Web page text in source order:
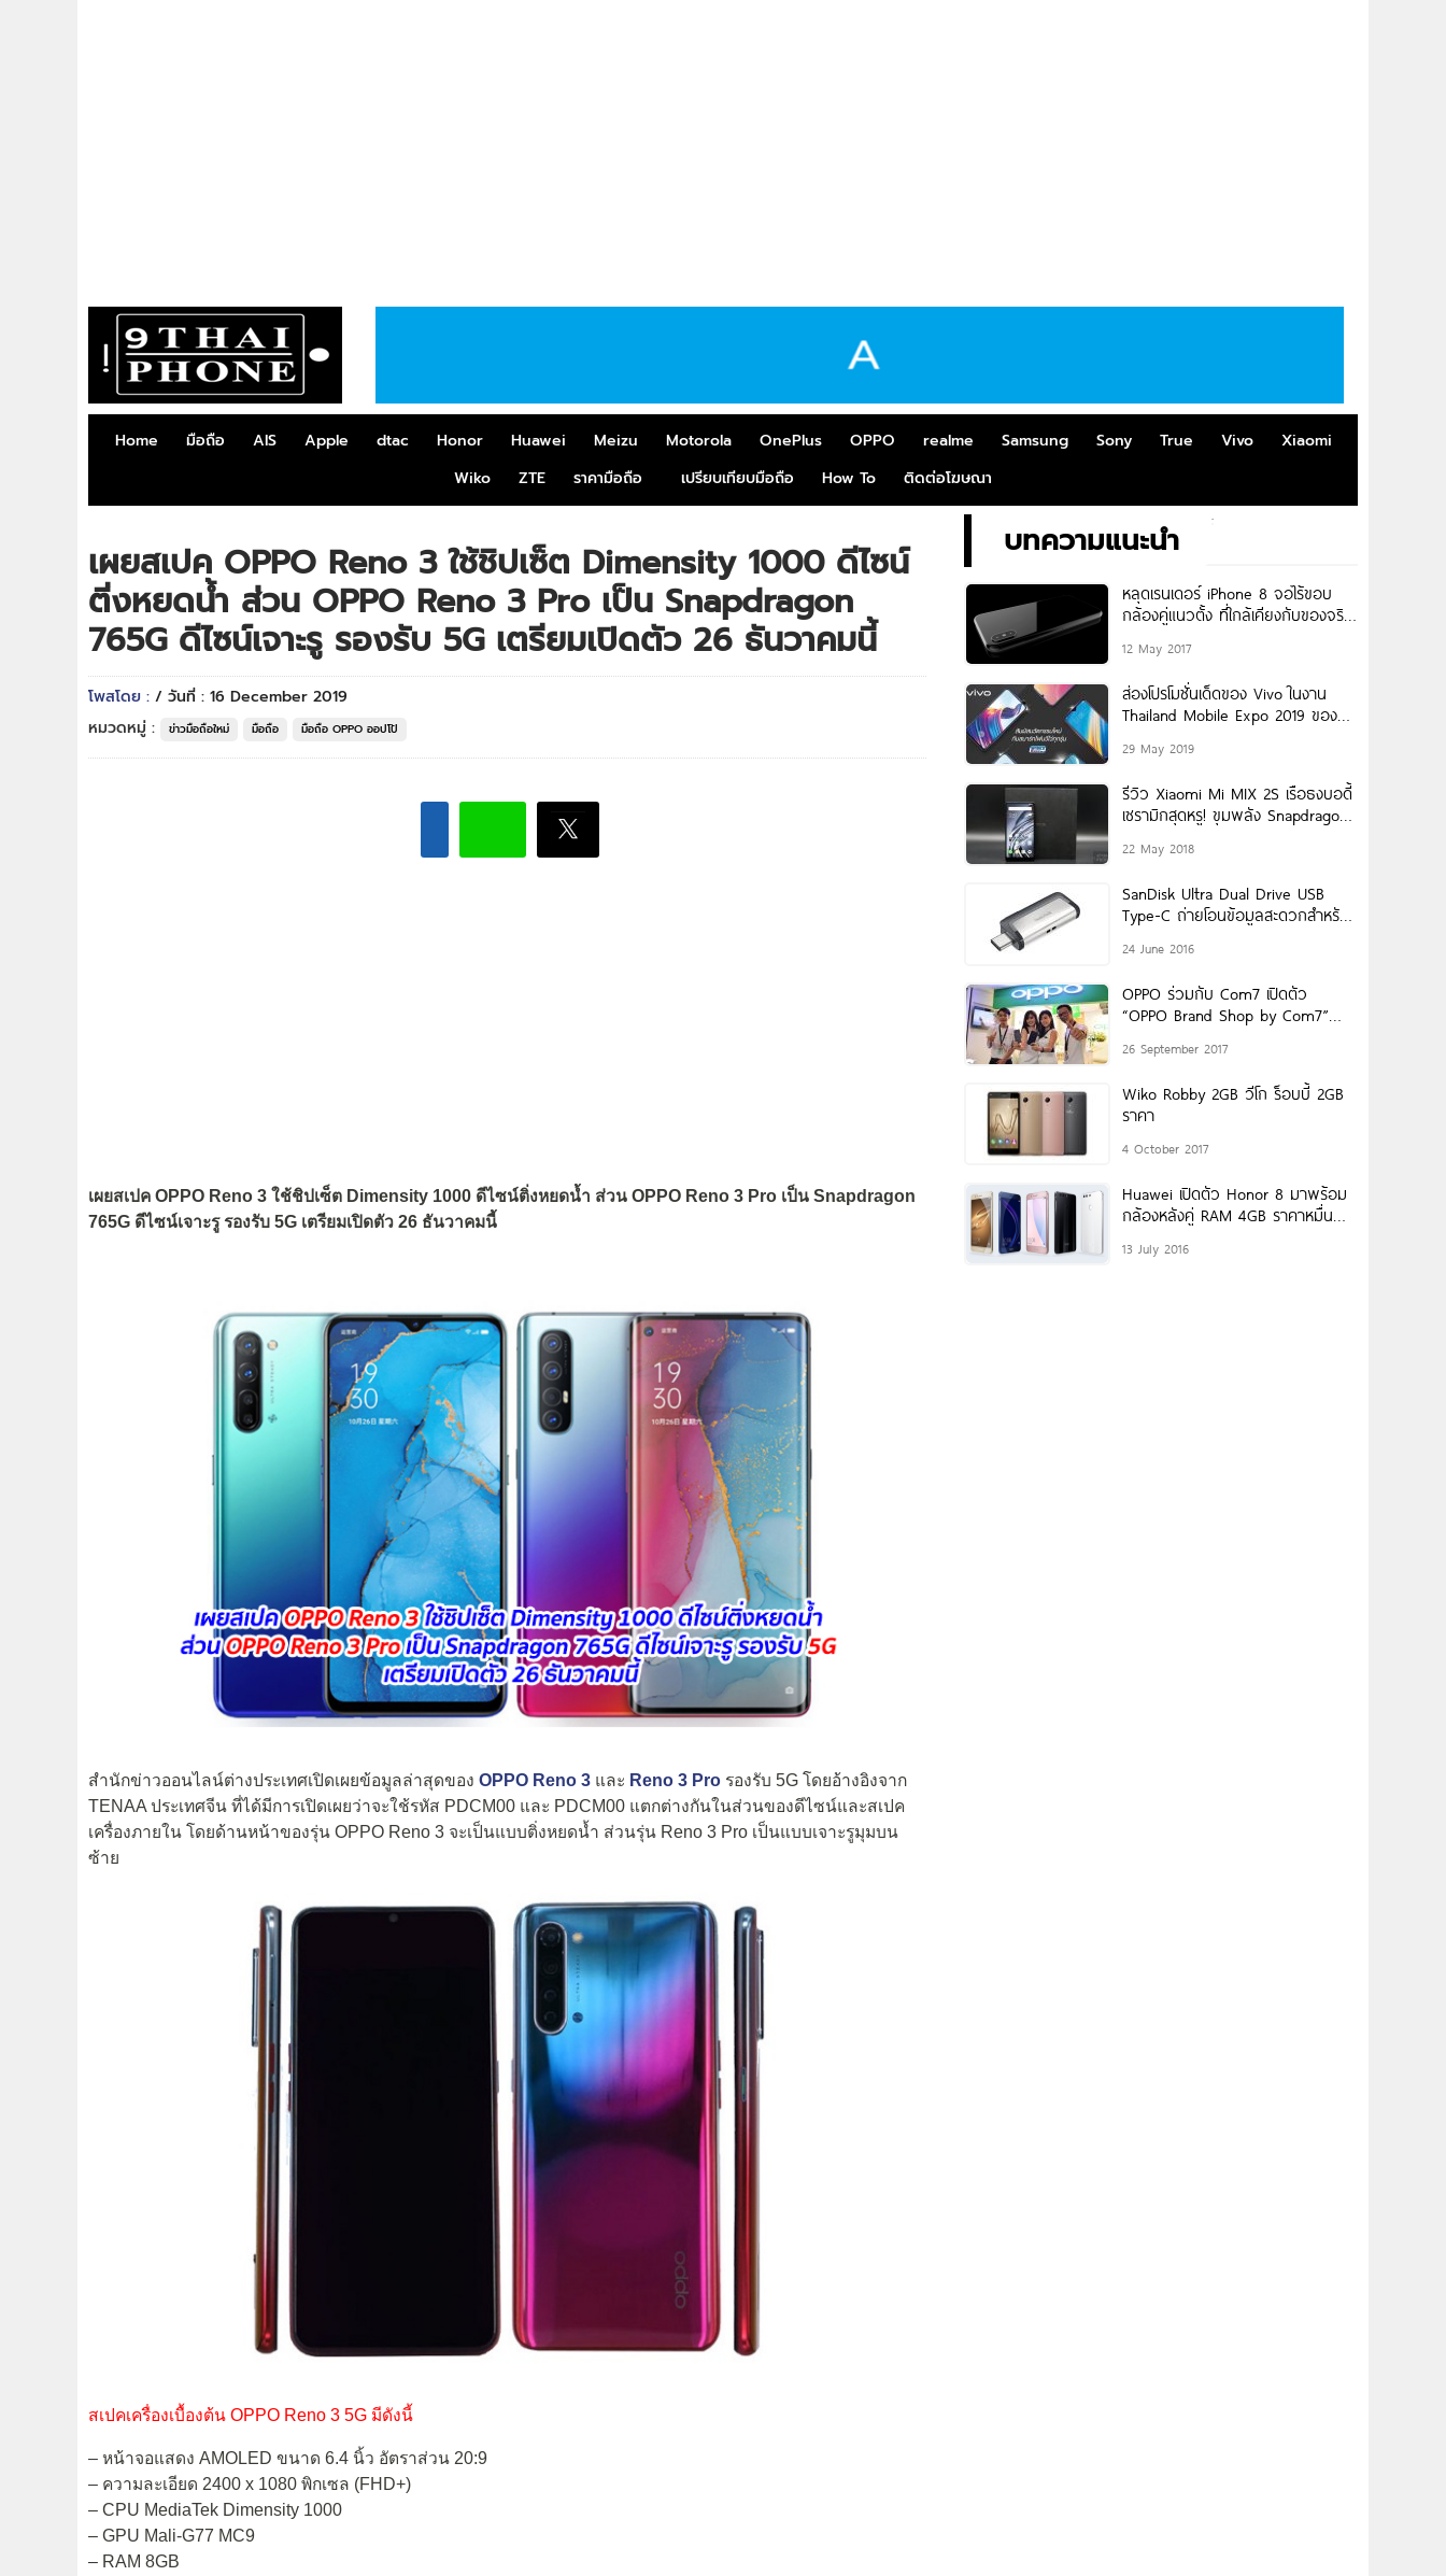
Home มือถือ AIS Apple dtac Honor Huawei Meizu Motorola OnePlus OPPO realme Samsung Sony True Vivo
Xiaomi
Wiko
ZTE ราคามือถือ เปรียบเทียบมือถือ How To ติดต่อโฆษณา
เผยสเปค OPPO Reno 3 ใช้ชิปเซ็ต Dimensity 1000 ดีไซน์
ติ่งหยดน้ำ ส่วน OPPO Reno 3 Pro เป็น Snapdragon
765G ดีไซน์เจาะรู รองรับ 5G เตรียมเปิดตัว 26 ธันวาคมนี้
โพสโดย : / วันที่ : 16 December 2019
หมวดหมู่ :
ข่าวมือถือใหม่ มือถือ มือถือ OPPO ออปโป้
เผยสเปค OPPO Reno 3 ใช้ชิปเซ็ต Dimensity 1000 ดีไซน์ติ่งหยดน้ำ ส่วน OPPO Reno 3 Pro เป็น Snapdragon
765G ดีไซน์เจาะรู รองรับ 5G เตรียมเปิดตัว 26 ธันวาคมนี้
สำนักข่าวออนไลน์ต่างประเทศเปิดเผยข้อมูลล่าสุดของ OPPO Reno 3 และ Reno 3 Pro รองรับ 5G โดยอ้างอิงจาก
TENAA ประเทศจีน ที่ได้มีการเปิดเผยว่าจะใช้รหัส PDCM00 และ PDCM00 แตกต่างกันในส่วนของดีไซน์และสเปค
เครื่องภายใน โดยด้านหน้าของรุ่น OPPO Reno 3 จะเป็นแบบติ่งหยดน้ำ ส่วนรุ่น Reno 3 Pro เป็นแบบเจาะรูมุมบน
ซ้าย
สเปคเครื่องเบื้องต้น OPPO Reno 3 5G มีดังนี้
– หน้าจอแสดง AMOLED ขนาด 6.4 นิ้ว อัตราส่วน 20:9
– ความละเอียด 2400 x 1080 พิกเซล (FHD+)
– CPU MediaTek Dimensity 1000
– GPU Mali-G77 MC9
– RAM 8GB
บทความแนะนำ
หลุดเรนเดอร์ iPhone 8 จอไร้ขอบ
กล้องคู่แนวตั้ง ที่ใกล้เคียงกับของจริง
12 May 2017
ส่องโปรโมชั่นเด็ดของ Vivo ในงาน
Thailand Mobile Expo 2019 ของ
29 May 2019
รีวิว Xiaomi Mi MIX 2S เรือธงบอดี้
เซรามิกสุดหรู! ขุมพลัง Snapdragon
22 May 2018
SanDisk Ultra Dual Drive USB
Type-C ถ่ายโอนข้อมูลสะดวกสำหรับ
24 June 2016
OPPO ร่วมกับ Com7 เปิดตัว
“OPPO Brand Shop by Com7”
26 September 2017
Wiko Robby 2GB วีโก ร็อบบี้ 2GB
ราคา
4 October 2017
Huawei เปิดตัว Honor 8 มาพร้อม
กล้องหลังคู่ RAM 4GB ราคาหมื่น
13 July 2016